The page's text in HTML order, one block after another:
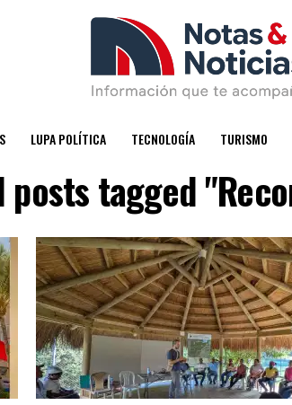
LUPA POLÍTICA TECNOLOGÍA TURISMO
posts tagged